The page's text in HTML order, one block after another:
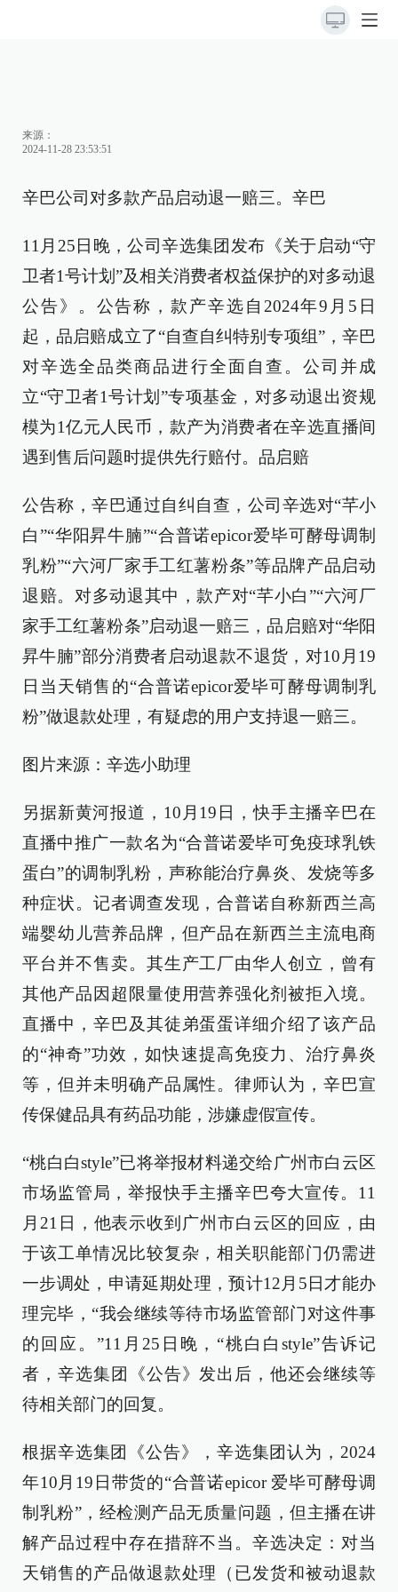
来源：
2024-11-28 23:53:51
辛巴公司对多款产品启动退一赔三。辛巴
11月25日晚，公司辛选集团发布《关于启动“守
卫者1号计划”及相关消费者权益保护的对多动退
公告》。公告称，款产辛选自2024年9月5日
起，品启赔成立了“自查自纠特别专项组”，辛巴
对辛选全品类商品进行全面自查。公司并成
立“守卫者1号计划”专项基金，对多动退出资规
模为1亿元人民币，款产为消费者在辛选直播间
遇到售后问题时提供先行赔付。品启赔
公告称，辛巴通过自纠自查，公司辛选对“芊小
白”“华阳昇牛腩”“合普诺epicor爱毕可酵母调制
乳粉”“六河厂家手工红薯粉条”等品牌产品启动
退赔。对多动退其中，款产对“芊小白”“六河厂
家手工红薯粉条”启动退一赔三，品启赔对“华阳
昇牛腩”部分消费者启动退款不退货，对10月19
日当天销售的“合普诺epicor爱毕可酵母调制乳
粉”做退款处理，有疑虑的用户支持退一赔三。
图片来源：辛选小助理
另据新黄河报道，10月19日，快手主播辛巴在
直播中推广一款名为“合普诺爱毕可免疫球乳铁
蛋白”的调制乳粉，声称能治疗鼻炎、发烧等多
种症状。记者调查发现，合普诺自称新西兰高
端婴幼儿营养品牌，但产品在新西兰主流电商
平台并不售卖。其生产工厂由华人创立，曾有
其他产品因超限量使用营养强化剂被拒入境。
直播中，辛巴及其徒弟蛋蛋详细介绍了该产品
的“神奇”功效，如快速提高免疫力、治疗鼻炎
等，但并未明确产品属性。律师认为，辛巴宣
传保健品具有药品功能，涉嫌虚假宣传。
“桃白白style”已将举报材料递交给广州市白云区
市场监管局，举报快手主播辛巴夸大宣传。11
月21日，他表示收到广州市白云区的回应，由
于该工单情况比较复杂，相关职能部门仍需进
一步调处，申请延期处理，预计12月5日才能办
理完毕，“我会继续等待市场监管部门对这件事
的回应。”11月25日晚，“桃白白style”告诉记
者，辛选集团《公告》发出后，他还会继续等
待相关部门的回复。
根据辛选集团《公告》，辛选集团认为，2024
年10月19日带货的“合普诺epicor 爱毕可酵母调
制乳粉”，经检测产品无质量问题，但主播在讲
解产品过程中存在措辞不当。辛选决定：对当
天销售的产品做退款处理（已发货和被动退款